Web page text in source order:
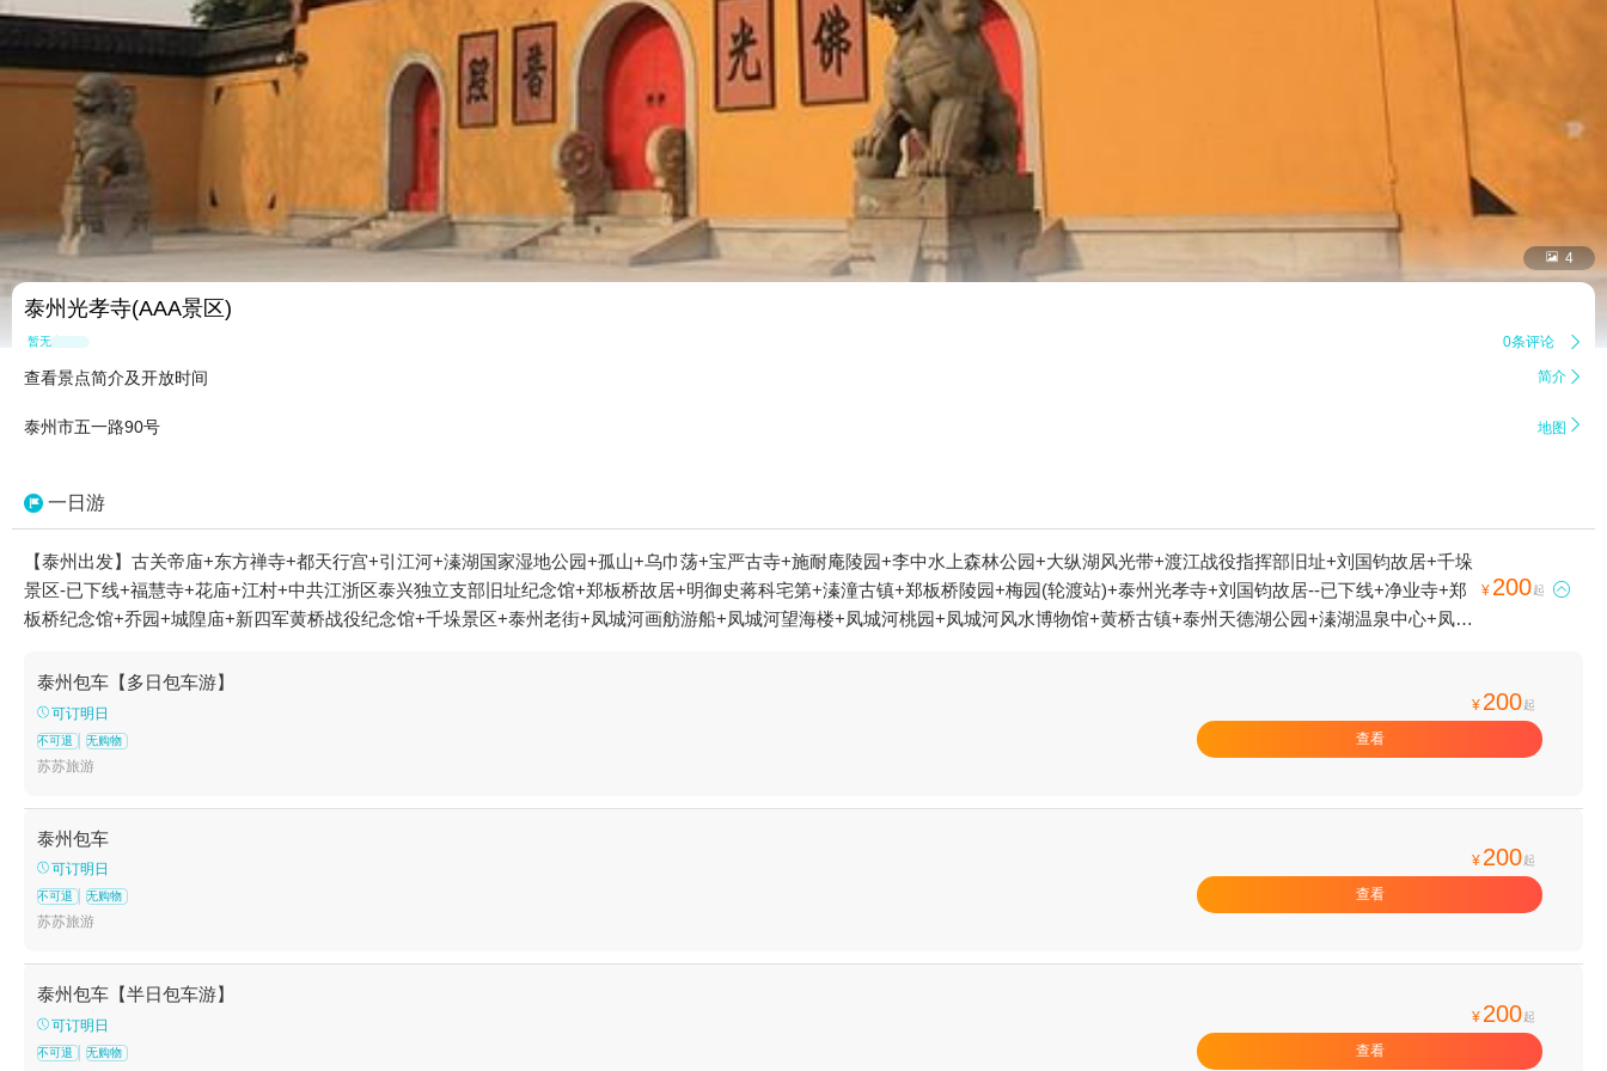
 4
泰州光孝寺(AAA景区)
暂无点评 0条评论 
查看景点简介及开放时间 简介 
泰州市五一路90号 地图 
一日游
【泰州出发】古关帝庙+东方禅寺+都天行宫+引江河+溱湖国家湿地公园+孤山+乌巾荡+宝严古寺+施耐庵陵园+李中水上森林公园+大纵湖风光带+渡江战役指挥部旧址+刘国钧故居+千垛
景区-已下线+福慧寺+花庙+江村+中共江浙区泰兴独立支部旧址纪念馆+郑板桥故居+明御史蒋科宅第+溱潼古镇+郑板桥陵园+梅园(轮渡站)+泰州光孝寺+刘国钧故居--已下线+净业寺+郑
板桥纪念馆+乔园+城隍庙+新四军黄桥战役纪念馆+千垛景区+泰州老街+凤城河画舫游船+凤城河望海楼+凤城河桃园+凤城河风水博物馆+黄桥古镇+泰州天德湖公园+溱湖温泉中心+凤城
河田园牧歌景区+乌巾荡水上乐园--已下线+云海湿地体育公园+兴化桃花岛户外运动基地+拓展CS对抗红色旅游基地+溱湖绿岛度假村拓展训练基地+天德湖水世界+泰州大剧院+泰州市体
育馆+泰州市金鹏游泳健身会所+万亩荷塘+兴化老街+香草湾薰衣草主题乐园+中华红枫园+秋雪湖欢乐世界+溱湖湾森林动物王国+泰州梅兰芳纪念馆+泰州本地玩乐+乌巾荡柏兹温泉+凤
城河画舫游船桃园码头+成家大司马府+乌巾荡湿地公园+秋雪湖花卉博览园+兴化县署+赵海仙洋楼+李园船厅+溱湖海昌海洋馆+秋雪湖蝴蝶大世界+千垛·文化汤(正日大厦店)+爱情海欢
乐田园+戚氏进士第+孙氏四方楼+蔚蓝星海洋动物王国(兴化吾悦店)+欢跳蹦床馆（泰州万达店）+千垛景区--已下线+秋雪湖童话森林+泰州海军舰艇文化园+乌巾荡乐园+溱潼会船+泰州
¥ 200起 
泰州包车【多日包车游】
可订明日
不可退 无购物
苏苏旅游
¥ 200起
查看
泰州包车
可订明日
不可退 无购物
苏苏旅游
¥ 200起
查看
泰州包车【半日包车游】
可订明日
不可退 无购物
¥ 200起
查看